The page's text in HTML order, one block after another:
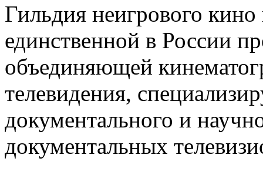
Гильдия неигрового кино
единственной в России
объединяющей
телевидения,
документального и
документальных